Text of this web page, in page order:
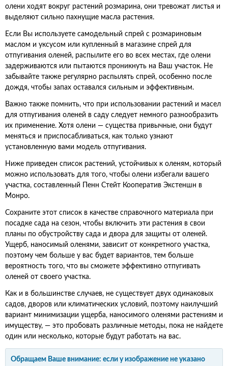
олени ходят вокруг растений розмарина, они тревожат листья и
выделяют сильно пахнущие масла растения.
Если Вы используете самодельный спрей с розмариновым
маслом и уксусом или купленный в магазине спрей для
отпугивания оленей, распылите его во всех местах, где олени
задерживаются или пытаются проникнуть на Ваш участок. Не
забывайте также регулярно распылять спрей, особенно после
дождя, чтобы запах оставался сильным и эффективным.
Важно также помнить, что при использовании растений и масел
для отпугивания оленей в саду следует немного разнообразить
их применение. Хотя олени — существа привычные, они будут
меняться и приспосабливаться, как только узнают
установленную вами модель отпугивания.
Ниже приведен список растений, устойчивых к оленям, который
можно использовать для того, чтобы олени избегали вашего
участка, составленный Пенн Стейт Кооператив Экстеншн в
Монро.
Сохраните этот список в качестве справочного материала при
посадке сада на сезон, чтобы включить эти растения в свои
планы по обустройству сада и двора для защиты от оленей.
Ущерб, наносимый оленями, зависит от конкретного участка,
поэтому чем больше у вас будет вариантов, тем больше
вероятность того, что вы сможете эффективно отпугивать
оленей от своего участка.
Как и в большинстве случаев, не существует двух одинаковых
садов, дворов или климатических условий, поэтому наилучший
вариант минимизации ущерба, наносимого оленями растениям и
имуществу, — это пробовать различные методы, пока не найдете
один или несколько, которые будут работать на вас.
Обращаем Ваше внимание: если у изображение не указано